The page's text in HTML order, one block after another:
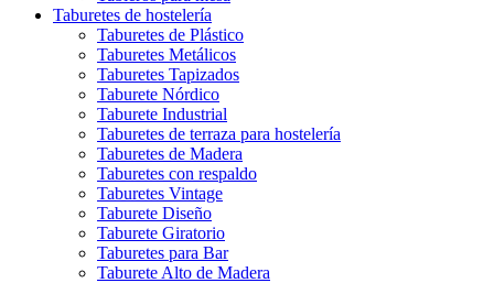
Taburetes de hostelería
Taburetes de Plástico
Taburetes Metálicos
Taburetes Tapizados
Taburete Nórdico
Taburete Industrial
Taburetes de terraza para hostelería
Taburetes de Madera
Taburetes con respaldo
Taburetes Vintage
Taburete Diseño
Taburete Giratorio
Taburetes para Bar
Taburete Alto de Madera